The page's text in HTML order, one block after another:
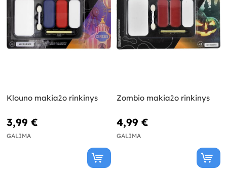
Klouno makiažo rinkinys
3,99 €
GALIMA
Zombio makiažo rinkinys
4,99 €
GALIMA